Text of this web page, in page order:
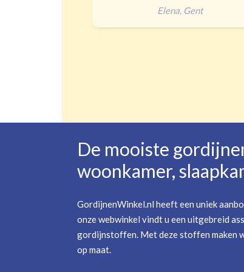
Jip,Amersfoort
De mooiste
woonkamer,
GordijnenWinkel.nl heeft een uniek
onze webwinkel vindt u een uitgebreid
gordijnstoffen. Met deze stoffen maken
op maat.